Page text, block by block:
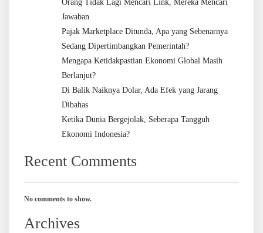
Orang Tidak Lagi Mencari Link, Mereka Mencari
Jawaban
Pajak Marketplace Ditunda, Apa yang Sebenarnya
Sedang Dipertimbangkan Pemerintah?
Mengapa Ketidakpastian Ekonomi Global Masih
Berlanjut?
Di Balik Naiknya Dolar, Ada Efek yang Jarang
Dibahas
Ketika Dunia Bergejolak, Seberapa Tangguh
Ekonomi Indonesia?
Recent Comments
No comments to show.
Archives